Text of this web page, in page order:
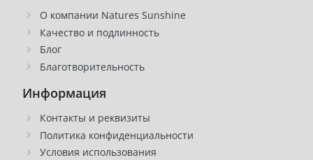
О компании Natures Sunshine
Качество и подлинность
Блог
Благотворительность
Информация
Контакты и реквизиты
Политика конфиденциальности
Условия использования